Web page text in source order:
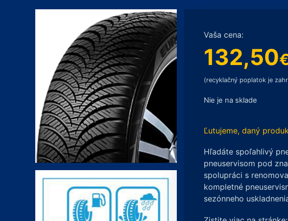
Vaša cena:
132,50
(recyklačný poplatok je
Nie je na sklade
Ľutujeme, daný
Hľadáte spoľahlivý
pneuservisom pod
spolupráci s
kompletné
sezónneho